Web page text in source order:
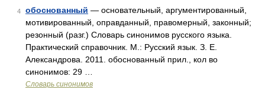
4 обоснованный — основательный, аргументированный,
мотивированный, оправданный, правомерный, законный;
резонный (разг.) Словарь синонимов русского языка.
Практический справочник. М.: Русский язык. З. Е.
Александрова. 2011. обоснованный прил., кол во
синонимов: 29 …
Словарь синонимов